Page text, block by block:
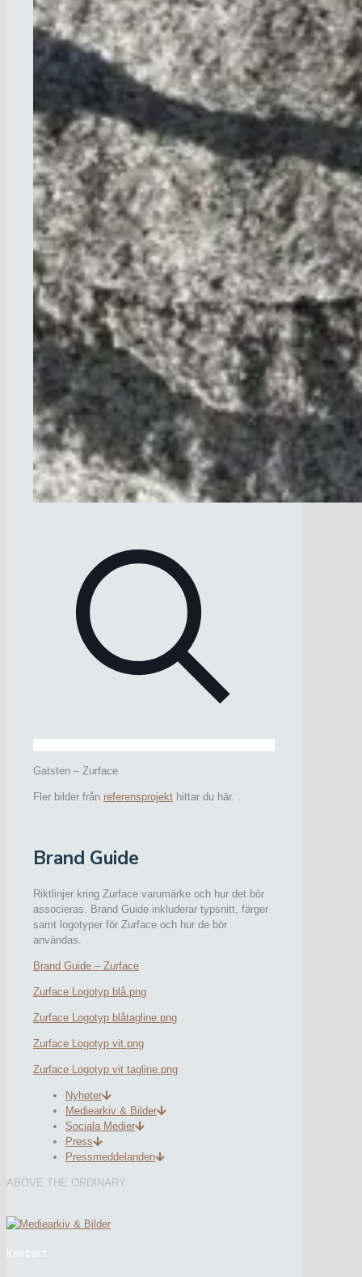
Gatsten – Zurface
Fler bilder från referensprojekt hittar du här.
Brand Guide
Riktlinjer kring Zurface varumärke och hur det bör
associeras. Brand Guide inkluderar typsnitt, färger
samt logotyper för Zurface och hur de bör
användas.
Brand Guide – Zurface
Zurface Logotyp blå.png
Zurface Logotyp blåtagline.png
Zurface Logotyp vit.png
Zurface Logotyp vit tagline.png
Nyheter
Mediearkiv & Bilder
Sociala Medier
Press
Pressmeddelanden
ABOVE THE ORDINARY
Kontakt